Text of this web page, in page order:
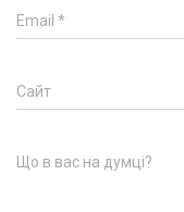
Email *
Сайт
Що в вас на думці?